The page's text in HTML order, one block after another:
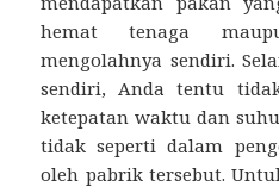
hemat tenaga
mengolahnya sendiri.
sendiri, Anda tentu
ketepatan waktu dan
tidak seperti dalam
oleh pabrik tersebut.